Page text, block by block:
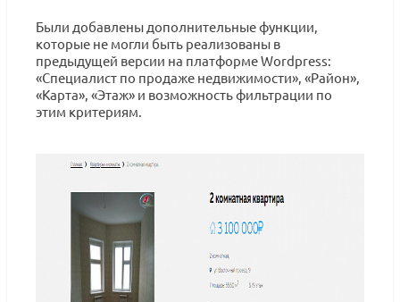
Были добавлены дополнительные функции,
которые не могли быть реализованы в
предыдущей версии на платформе Wordpress:
«Специалист по продаже недвижимости», «Район»,
«Карта», «Этаж» и возможность фильтрации по
этим критериям.